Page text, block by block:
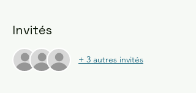
Invités
+ 3 autres invités